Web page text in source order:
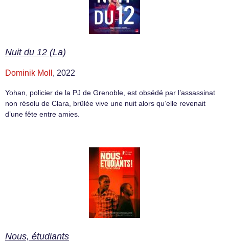
Nuit du 12 (La)
Dominik Moll , 2022
Yohan, policier de la PJ de Grenoble, est obsédé par l’assassinat
non résolu de Clara, brûlée vive une nuit alors qu’elle revenait
d’une fête entre amies.
Nous, étudiants